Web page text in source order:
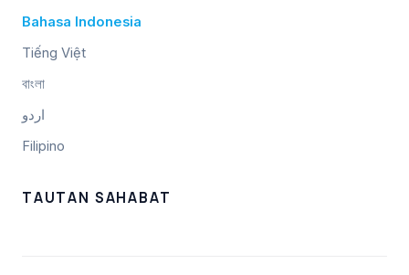
Bahasa Indonesia
Tiếng Việt
বাংলা
اردو
Filipino
TAUTAN SAHABAT